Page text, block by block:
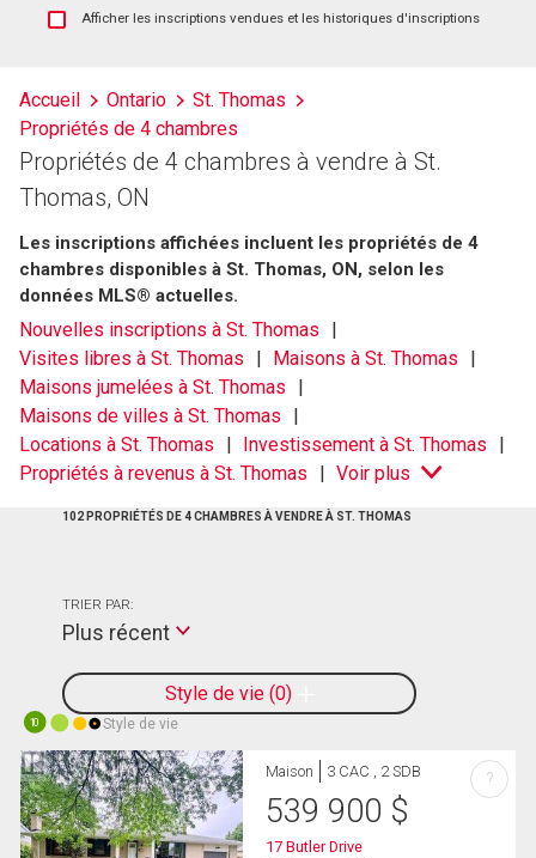
location
Afficher
et
les
historiques
d'inscriptions
Afficher les inscriptions vendues et les historiques d'inscriptions
Accueil Ontario
St. Thomas
Propriétés de 4 chambres
Propriétés de 4 chambres à vendre à St.
Thomas, ON
Les inscriptions affichées incluent les propriétés de 4
chambres disponibles à St. Thomas, ON, selon les
données MLS® actuelles.
Nouvelles inscriptions à St. Thomas
Visites libres à St. Thomas
Maisons à St. Thomas
Maisons jumelées à St. Thomas
Maisons de villes à St. Thomas
Locations à St. Thomas
Investissement à St. Thomas
Propriétés à revenus à St. Thomas
Voir plus
102 PROPRIÉTÉS DE 4 CHAMBRES À VENDRE À ST. THOMAS
Style de vie 0
TRIER PAR:
Plus récent
10 Style de vie
Maison 3 CAC , 2 SDB
539 900 $
17 Butler Drive
?